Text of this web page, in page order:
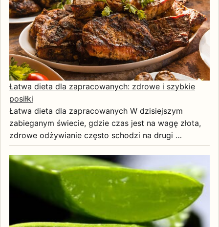
Łatwa dieta dla zapracowanych: zdrowe i szybkie
posiłki
Łatwa dieta dla zapracowanych W dzisiejszym
zabieganym świecie, gdzie czas jest na wagę złota,
zdrowe odżywianie często schodzi na drugi …